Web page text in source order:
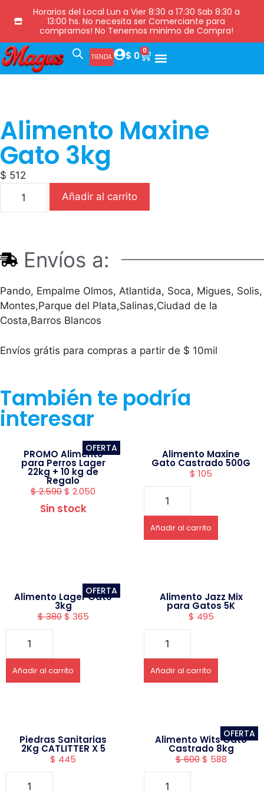
Horarios del Local Lun a Vier 8:30 a 17:30 Sab 8:30 a
13:00 hs. No necesita ser Comerciante para
comprarnos! No Tenemos minimo de Compra!
TIENDA $ 0 0
Alimento Maxine
Gato 3kg
$ 512
Añadir al carrito
Envíos a:
Pando, Empalme Olmos, Atlantida, Soca, Migues, Solis,
Montes,Parque del Plata,Salinas,Ciudad de la
Costa,Barros Blancos
Envíos grátis para compras a partir de $ 10mil
También te podría
interesar
OFERTA
PROMO Alimento
para Perros Lager
22kg + 10 kg de
Regalo
$2.590$ 2.050
Sin stock
Alimento Maxine
Gato Castrado 500G
$ 105
Añadir al carrito
OFERTA
Alimento Lager Gato
3kg
$380 $ 365
Añadir al carrito
Alimento Jazz Mix
para Gatos 5K
$ 495
Añadir al carrito
Piedras Sanitarias
2Kg CATLITTER X 5
$ 445
OFERTA
Alimento Wits Gato
Castrado 8kg
$600 $ 588